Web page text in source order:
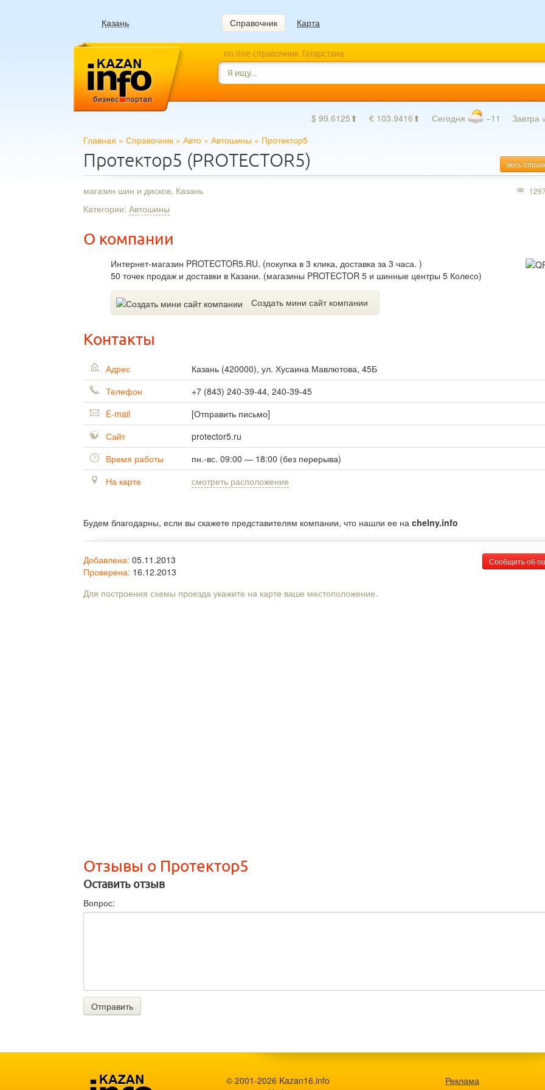
Казань Справочник Карта
on-line справочник Татарстана
$ 99.6125⬆ € 103.9416⬆ Сегодня −11 Завтра
Главная » Справочник » Авто » Автошины » Протектор5
весь
Протектор5 (PROTECTOR5)
магазин шин и дисков, Казань
Категории: Автошины
О компании
Интернет-магазин PROTECTOR5.RU. (покупка в 3 клика, доставка за 3 часа. )
50 точек продаж и доставки в Казани. (магазины PROTECTOR 5 и шинные центры 5 Колесо)
Создать мини сайт компании
Контакты
Адрес Казань (420000), ул. Хусаина Мавлютова, 45Б
Телефон
+7 (843) 240-39-44, 240-39-45
E-mail
[Отправить письмо]
Сайт
protector5.ru
Время работы
пн.-вс. 09:00 — 18:00 (без перерыва)
На карте
смотреть расположение
Будем благодарны, если вы скажете представителям компании, что нашли ее на chelny.info
Сообщить об
Добавлена: 05.11.2013
Проверена: 16.12.2013
Для построения схемы проезда укажите на карте ваше местоположение.
Отзывы о Протектор5
Оставить отзыв
Вопрос:
Отправить
© 2001-2026 Kazan16.info
Реклама